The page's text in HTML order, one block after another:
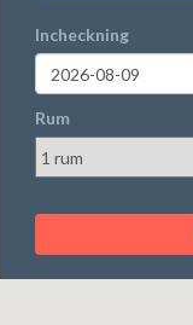
Incheckning
Rum